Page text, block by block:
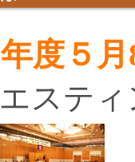
度５
ステ